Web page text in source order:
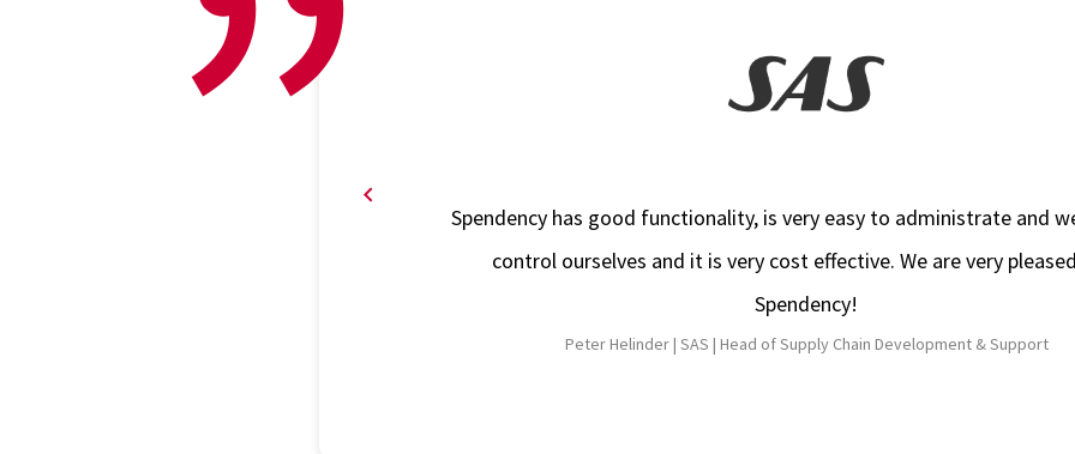
Spendency has good functionality, is very easy to administrate and
control ourselves and it is very cost effective. We are very
Spendency!
Peter Helinder | SAS | Head of Supply Chain Development & Support